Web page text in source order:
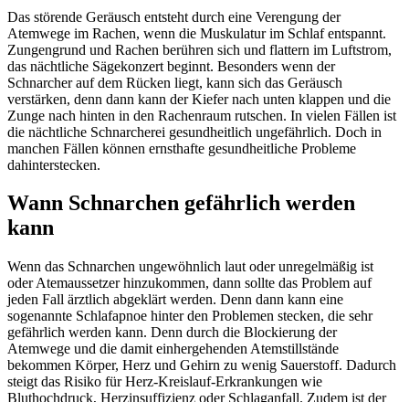
Das störende Geräusch entsteht durch eine Verengung der
Atemwege im Rachen, wenn die Muskulatur im Schlaf entspannt.
Zungengrund und Rachen berühren sich und flattern im Luftstrom,
das nächtliche Sägekonzert beginnt. Besonders wenn der
Schnarcher auf dem Rücken liegt, kann sich das Geräusch
verstärken, denn dann kann der Kiefer nach unten klappen und die
Zunge nach hinten in den Rachenraum rutschen. In vielen Fällen ist
die nächtliche Schnarcherei gesundheitlich ungefährlich. Doch in
manchen Fällen können ernsthafte gesundheitliche Probleme
dahinterstecken.
Wann Schnarchen gefährlich werden
kann
Wenn das Schnarchen ungewöhnlich laut oder unregelmäßig ist
oder Atemaussetzer hinzukommen, dann sollte das Problem auf
jeden Fall ärztlich abgeklärt werden. Denn dann kann eine
sogenannte Schlafapnoe hinter den Problemen stecken, die sehr
gefährlich werden kann. Denn durch die Blockierung der
Atemwege und die damit einhergehenden Atemstillstände
bekommen Körper, Herz und Gehirn zu wenig Sauerstoff. Dadurch
steigt das Risiko für Herz-Kreislauf-Erkrankungen wie
Bluthochdruck, Herzinsuffizienz oder Schlaganfall. Zudem ist der